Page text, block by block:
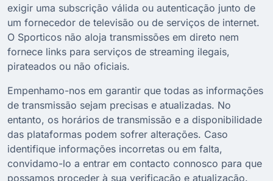
exigir uma subscrição válida ou autenticação junto de
um fornecedor de televisão ou de serviços de internet.
O Sporticos não aloja transmissões em direto nem
fornece links para serviços de streaming ilegais,
pirateados ou não oficiais.
Empenhamo-nos em garantir que todas as informações
de transmissão sejam precisas e atualizadas. No
entanto, os horários de transmissão e a disponibilidade
das plataformas podem sofrer alterações. Caso
identifique informações incorretas ou em falta,
convidamo-lo a entrar em contacto connosco para que
possamos proceder à sua verificação e atualização.